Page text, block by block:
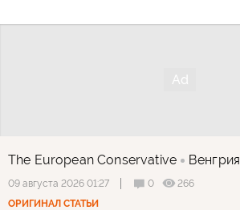
The European Conservative Венгрия
09 августа 2026 01:27 0
266
ОРИГИНАЛ СТАТЬИ